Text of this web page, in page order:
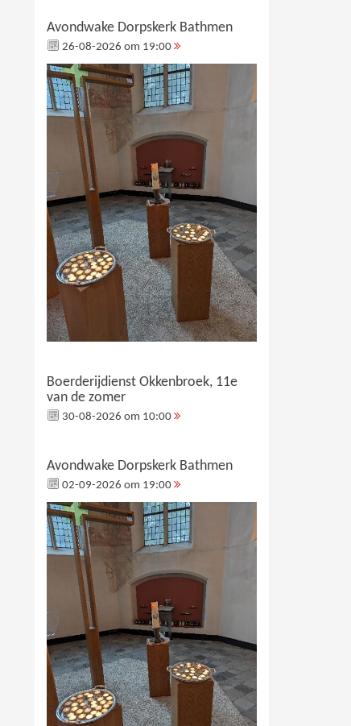
Avondwake Dorpskerk Bathmen
26-08-2026 om 19:00
Boerderijdienst Okkenbroek, 11e
van de zomer
30-08-2026 om 10:00
Avondwake Dorpskerk Bathmen
02-09-2026 om 19:00